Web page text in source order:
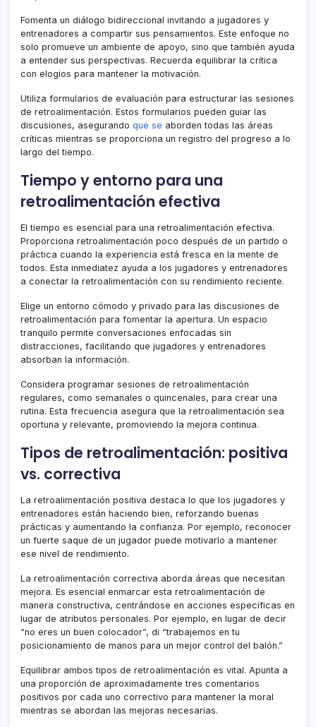
Fomenta un diálogo bidireccional invitando a jugadores y
entrenadores a compartir sus pensamientos. Este enfoque no
solo promueve un ambiente de apoyo, sino que también ayuda
a entender sus perspectivas. Recuerda equilibrar la crítica
con elogios para mantener la motivación.
Utiliza formularios de evaluación para estructurar las sesiones
de retroalimentación. Estos formularios pueden guiar las
discusiones, asegurando que se aborden todas las áreas
críticas mientras se proporciona un registro del progreso a lo
largo del tiempo.
Tiempo y entorno para una
retroalimentación efectiva
El tiempo es esencial para una retroalimentación efectiva.
Proporciona retroalimentación poco después de un partido o
práctica cuando la experiencia está fresca en la mente de
todos. Esta inmediatez ayuda a los jugadores y entrenadores
a conectar la retroalimentación con su rendimiento reciente.
Elige un entorno cómodo y privado para las discusiones de
retroalimentación para fomentar la apertura. Un espacio
tranquilo permite conversaciones enfocadas sin
distracciones, facilitando que jugadores y entrenadores
absorban la información.
Considera programar sesiones de retroalimentación
regulares, como semanales o quincenales, para crear una
rutina. Esta frecuencia asegura que la retroalimentación sea
oportuna y relevante, promoviendo la mejora continua.
Tipos de retroalimentación: positiva
vs. correctiva
La retroalimentación positiva destaca lo que los jugadores y
entrenadores están haciendo bien, reforzando buenas
prácticas y aumentando la confianza. Por ejemplo, reconocer
un fuerte saque de un jugador puede motivarlo a mantener
ese nivel de rendimiento.
La retroalimentación correctiva aborda áreas que necesitan
mejora. Es esencial enmarcar esta retroalimentación de
manera constructiva, centrándose en acciones específicas en
lugar de atributos personales. Por ejemplo, en lugar de decir
“no eres un buen colocador”, di “trabajemos en tu
posicionamiento de manos para un mejor control del balón.”
Equilibrar ambos tipos de retroalimentación es vital. Apunta a
una proporción de aproximadamente tres comentarios
positivos por cada uno correctivo para mantener la moral
mientras se abordan las mejoras necesarias.